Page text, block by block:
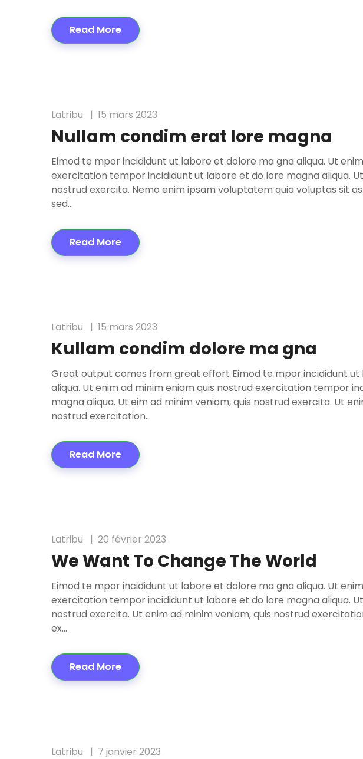
Read More
Latribu 15 mars 2023
Nullam condim erat lore magna
Eimod te mpor incididunt ut labore et dolore ma gna aliqua. Ut
exercitation tempor incididunt ut labore et do lore magna aliqua.
nostrud exercita. Nemo enim ipsam voluptatem quia voluptas sit
sed…
Read More
Latribu 15 mars 2023
Kullam condim dolore ma gna
Great output comes from great effort Eimod te mpor incididunt
aliqua. Ut enim ad minim eniam quis nostrud exercitation tempor
magna aliqua. Ut eim ad minim veniam, quis nostrud exercita. Ut
nostrud exercitation…
Read More
Latribu 20 février 2023
We Want To Change The World
Eimod te mpor incididunt ut labore et dolore ma gna aliqua. Ut
exercitation tempor incididunt ut labore et do lore magna aliqua.
nostrud exercita. Ut enim ad minim veniam, quis nostrud
ex…
Read More
Latribu 7 janvier 2023